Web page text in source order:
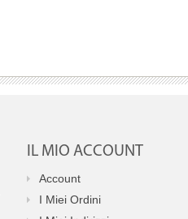
IL MIO ACCOUNT
Account
I Miei Ordini